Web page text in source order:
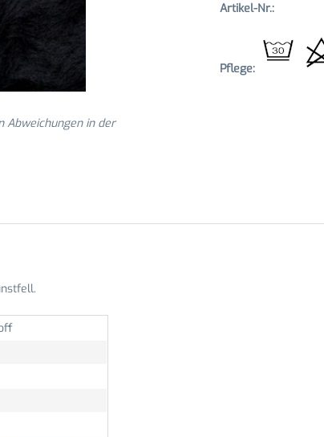
Abweichungen in der
Artikel-Nr.:
Pflege: